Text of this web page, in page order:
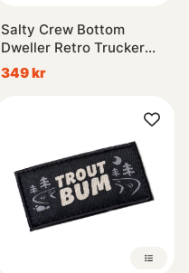
Salty Crew Bottom
Dweller Retro Trucker
Navy
349 kr